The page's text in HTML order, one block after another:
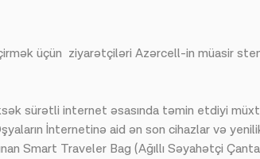
üçün ziyarətçiləri Azərcell-in müasir
sürətli internet əsasında təmin etdiyi
İnternetinə aid ən son cihazlar və
Smart Traveler Bag (Ağıllı Səyahətçi